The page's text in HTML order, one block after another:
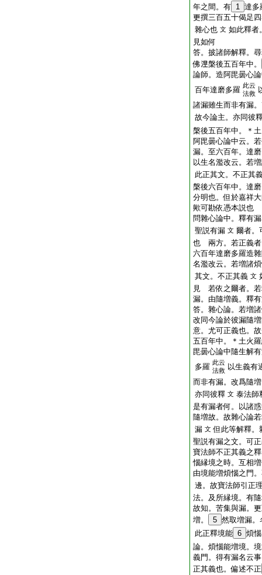
年之間。有 1 達多
更撰三百五十偈足
雜心也 文 如此釋者
見如何
答。披諸師解釋。
佛𣵀槃後五百年中。
論師。造阿毘曇心
百年達磨多羅 此云
法救
諸漏雖生而非有漏
故今論主。亦同彼
槃後五百年中。＊
阿毘曇心論中云。
漏。至六百年。達
以生名濫改云。若
此正其文。不正其
槃後六百年中。達
分明也。但於嘉祥
歟可勘依憑本説也
問雜心論中。釋有
聖説有漏 文 爾者。
也 兩方。若正義
六百年達磨多羅造
名濫改云。若増諸
其文。不正其義 文
見 若依之爾者。
漏。由隨増義。釋
答。雜心論。若増
改同今論於彼漏隨
意。尤可正義也。
五百年中。＊土火
毘曇心論中隨生解
多羅 此云
法救 以生義有
而非有漏。改爲隨
亦同彼釋 文 泰法師
是有漏者何。以諸
隨増故。故雜心論
漏 文 但此等解釋。
聖説有漏之文。可
寶法師不正其義之
惱縁境之時。互相
由境能増煩惱之門
邊。故寶法師引正
法。及所縁境。有
故知。苦集與漏。
増。
5 然取増漏。
此正釋境能 6 煩
論。煩惱能増境。
義門。得有漏名云
正其義也。偏述不正